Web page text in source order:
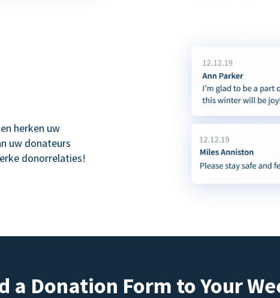
herken uw
uw donateurs
donorrelaties!
a Donation Form to Your